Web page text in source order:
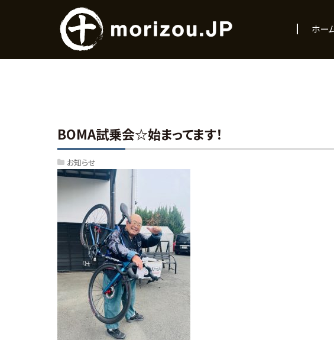
ホー
BOMA試乗会☆始まってます！
お知らせ